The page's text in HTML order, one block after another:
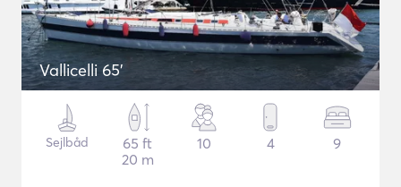
Vallicelli 65'
Sejlbåd
65 ft
20 m
10 4 9